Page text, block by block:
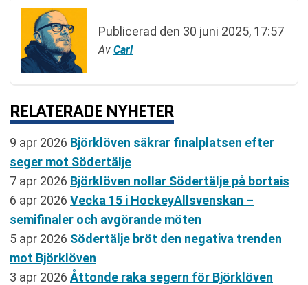
Publicerad den 30 juni 2025, 17:57
Av Carl
RELATERADE NYHETER
9 apr 2026 Björklöven säkrar finalplatsen efter
seger mot Södertälje
7 apr 2026 Björklöven nollar Södertälje på bortais
6 apr 2026 Vecka 15 i HockeyAllsvenskan –
semifinaler och avgörande möten
5 apr 2026 Södertälje bröt den negativa trenden
mot Björklöven
3 apr 2026 Åttonde raka segern för Björklöven